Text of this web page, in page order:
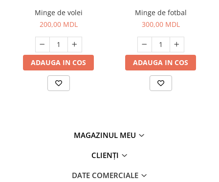
Minge de volei
200,00 MDL
ADAUGA IN COS
Minge de fotbal
300,00 MDL
ADAUGA IN COS
MAGAZINUL MEU
CLIENȚI
DATE COMERCIALE